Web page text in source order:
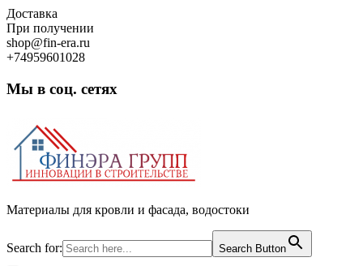
Skip
to
content
Доставка
При получении
shop@fin-era.ru
+74959601028
Мы в соц. сетях
Материалы для кровли и фасада, водостоки
Search for: Search Button